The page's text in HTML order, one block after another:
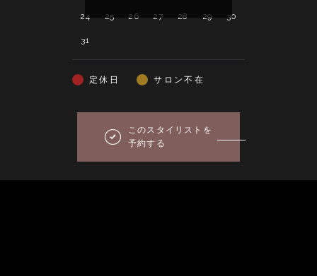
24 25 26 27 28 29 30
31
定休日 サロン不在
このスタイリストを
予約する